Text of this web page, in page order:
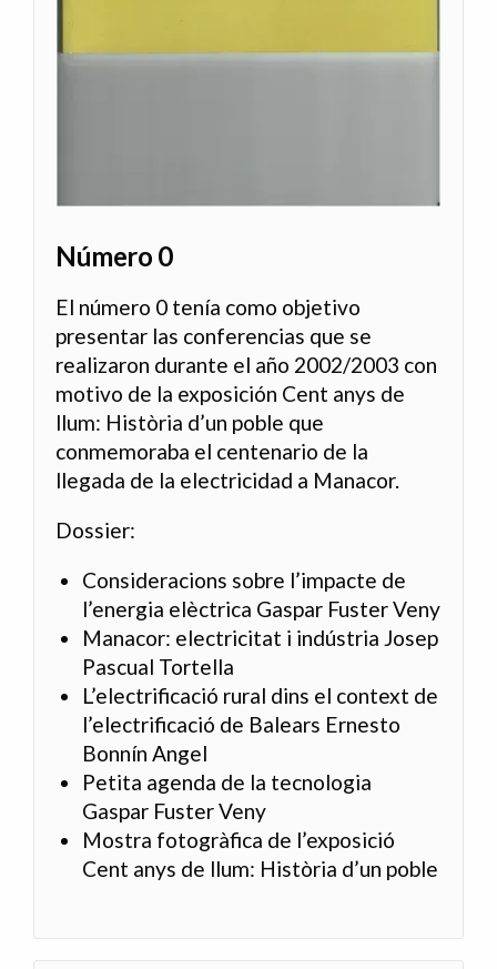
Número 0
El número 0 tenía como objetivo
presentar las conferencias que se
realizaron durante el año 2002/2003 con
motivo de la exposición Cent anys de
llum: Història d’un poble que
conmemoraba el centenario de la
llegada de la electricidad a Manacor.
Dossier:
Consideracions sobre l’impacte de
l’energia elèctrica Gaspar Fuster Veny
Manacor: electricitat i indústria Josep
Pascual Tortella
L’electrificació rural dins el context de
l’electrificació de Balears Ernesto
Bonnín Angel
Petita agenda de la tecnologia
Gaspar Fuster Veny
Mostra fotogràfica de l’exposició
Cent anys de llum: Història d’un poble